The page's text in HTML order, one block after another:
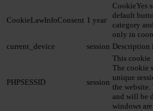
CookieLawInfoConsent 1 year
CookieYes
default
category
only in
current_device
session Description
PHPSESSID session
This cookie
The cookie
unique
the website.
and will be
windows are